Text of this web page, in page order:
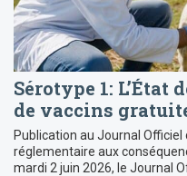
Sérotype 1: L’État
de vaccins
Publication au Journal
réglementaire aux
mardi 2 juin 2026, le Journal